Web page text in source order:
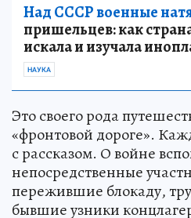
Над СССР военные
пришельцев: как
искала и изучала
НАУКА
Это своего рода
«фронтовой дороге».
с рассказом. О войне
непосредственные
пережившие блокаду,
бывшие узники